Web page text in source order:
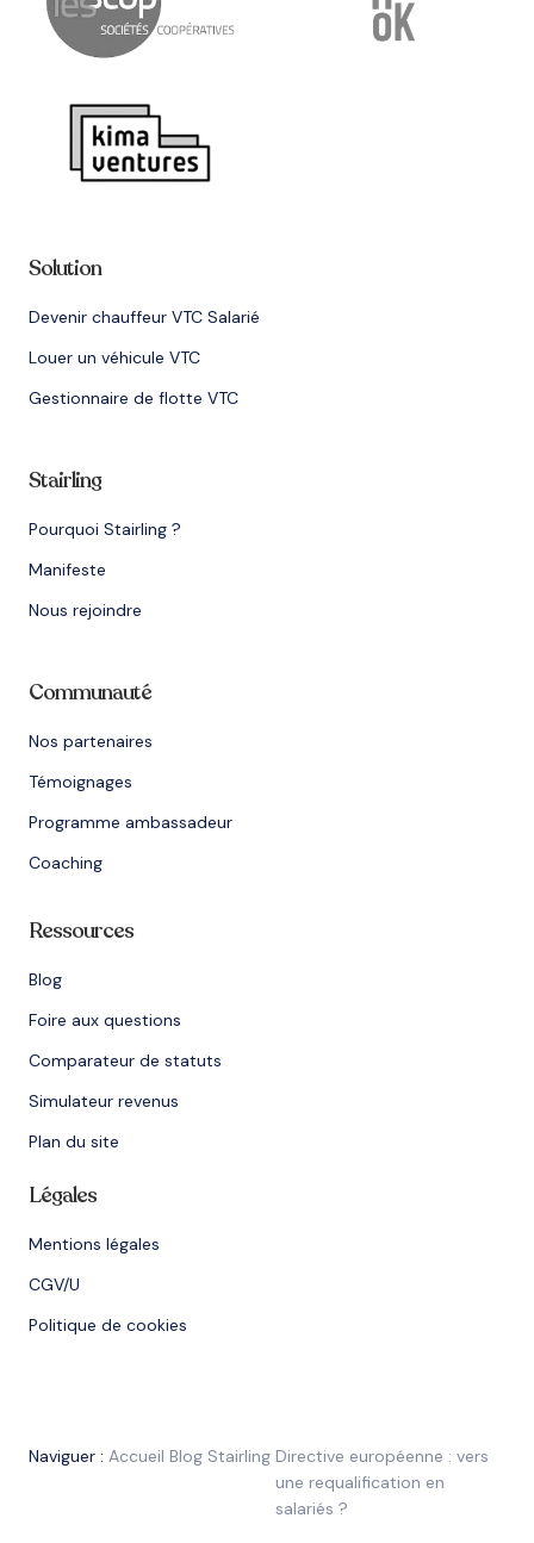
Solution
Devenir chauffeur VTC Salarié
Louer un véhicule VTC
Gestionnaire de flotte VTC
Stairling
Pourquoi Stairling ?
Manifeste
Nous rejoindre
Communauté
Nos partenaires
Témoignages
Programme ambassadeur
Coaching
Ressources
Blog
Foire aux questions
Comparateur de statuts
Simulateur revenus
Plan du site
Légales
Mentions légales
CGV/U
Politique de cookies
Naviguer : Accueil Blog Stairling Directive européenne : vers
une requalification en
salariés ?